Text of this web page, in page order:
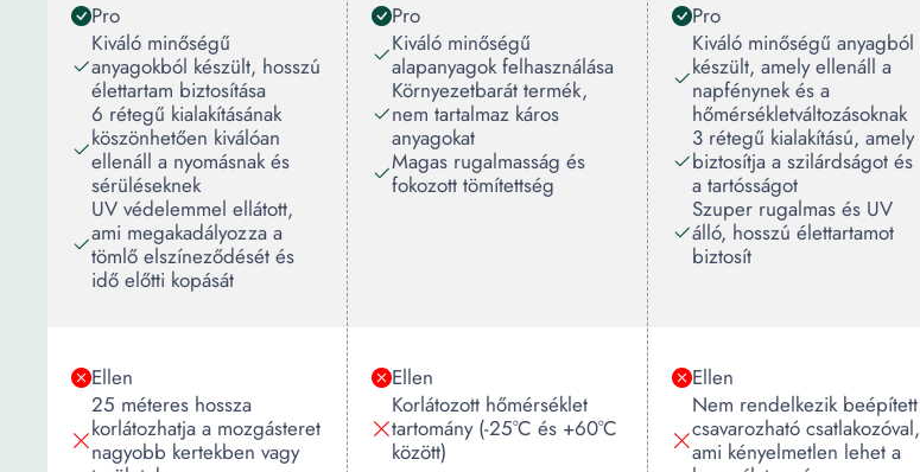
Pro
Kiváló minőségű
anyagokból készült, hosszú
élettartam biztosítása
6 rétegű kialakításának
köszönhetően kiválóan
ellenáll a nyomásnak és
sérüléseknek
UV védelemmel ellátott,
ami megakadályozza a
tömlő elszíneződését és
idő előtti kopását
Ellen
25 méteres hossza
korlátozhatja a mozgásteret
nagyobb kertekben vagy
Pro
Kiváló minőségű
alapanyagok felhasználása
Környezetbarát termék,
nem tartalmaz káros
anyagokat
Magas rugalmasság és
fokozott tömítettség
Ellen
Korlátozott hőmérséklet
tartomány (-25°C és +60°C
között)
Pro
Kiváló minőségű anyagból
készült, amely ellenáll a
napfénynek és a
hőmérsékletváltozásoknak
3 rétegű kialakítású, amely
biztosítja a szilárdságot és
a tartósságot
Szuper rugalmas és UV
álló, hosszú élettartamot
biztosít
Ellen
Nem rendelkezik beépített
csavarozható csatlakozóval,
ami kényelmetlen lehet a